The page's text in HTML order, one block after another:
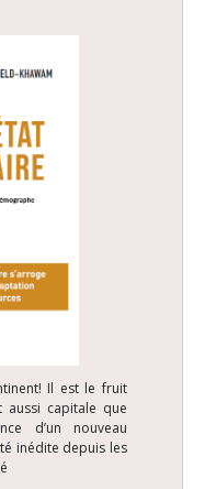
Il est le fruit
aussi capitale que
d’un nouveau
inédite depuis les